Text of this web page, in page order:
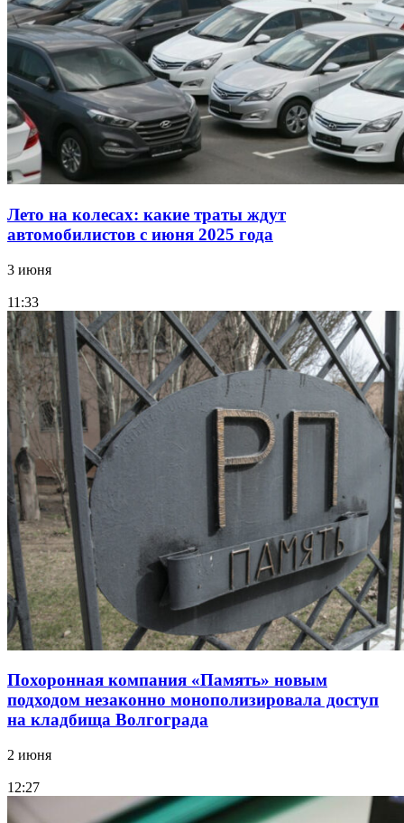
Лето на колесах: какие траты ждут
автомобилистов с июня 2025 года
3 июня
11:33
Похоронная компания «Память» новым
подходом незаконно монополизировала доступ
на кладбища Волгограда
2 июня
12:27